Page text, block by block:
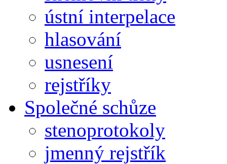
ústní interpelace
hlasování
usnesení
rejstříky
Společné schůze
stenoprotokoly
jmenný rejstřík